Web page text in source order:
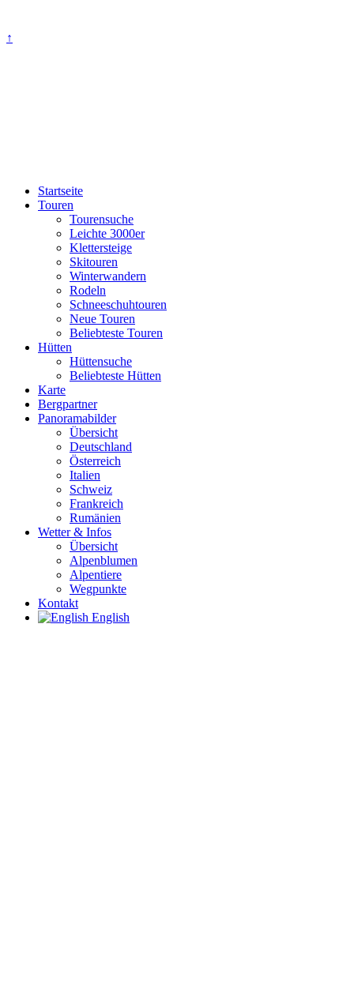
↑
Startseite
Touren
Tourensuche
Leichte 3000er
Klettersteige
Skitouren
Winterwandern
Rodeln
Schneeschuhtouren
Neue Touren
Beliebteste Touren
Hütten
Hüttensuche
Beliebteste Hütten
Karte
Bergpartner
Panoramabilder
Übersicht
Deutschland
Österreich
Italien
Schweiz
Frankreich
Rumänien
Wetter & Infos
Übersicht
Alpenblumen
Alpentiere
Wegpunkte
Kontakt
English